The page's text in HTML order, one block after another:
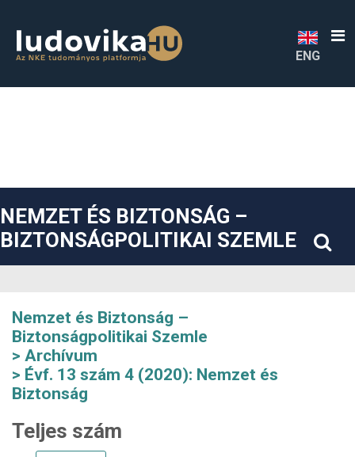
##plugins.themes.bootstrap3.accessible_menu.sidebar##
ENG
NEMZET ÉS BIZTONSÁG –
BIZTONSÁGPOLITIKAI SZEMLE
Nemzet és Biztonság –
Biztonságpolitikai Szemle
Archívum
Évf. 13 szám 4 (2020): Nemzet és
Biztonság
Teljes szám